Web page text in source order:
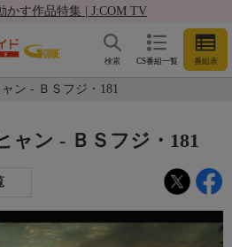
かす作品特集 | J:COM TV
CS番組一覧 番組表
検索
ン - ＢＳフジ・181
ャン - ＢＳフジ・181